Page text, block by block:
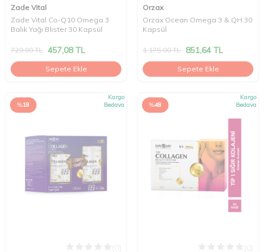
Zade Vital
Zade Vital Co-Q10 Omega 3
Balık Yağı Blister 30 Kapsül
729,00TL 457,08TL
Sepete Ekle
Orzax
Orzax Ocean Omega 3 & QH 30
Kapsül
1.175,00TL 851,64 TL
Sepete Ekle
%18
Kargo
Bedava
%48
Kargo
Bedava